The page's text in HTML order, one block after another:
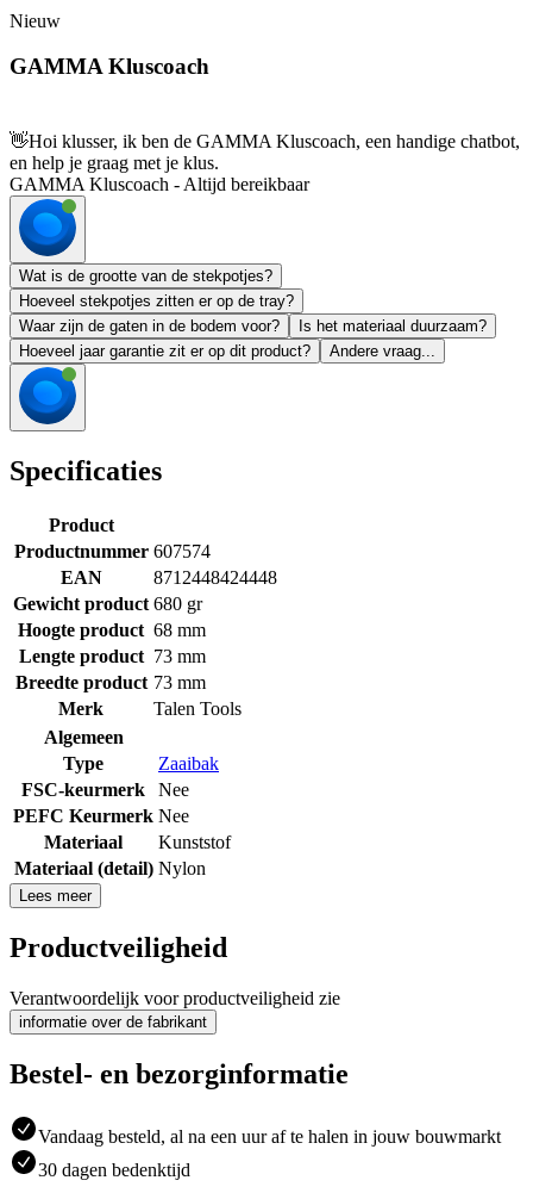
Nieuw
GAMMA Kluscoach
👋Hoi klusser, ik ben de GAMMA Kluscoach, een handige chatbot,
en help je graag met je klus.
GAMMA Kluscoach - Altijd bereikbaar
Wat is de grootte van de stekpotjes?
Hoeveel stekpotjes zitten er op de tray?
Waar zijn de gaten in de bodem voor?
Is het materiaal duurzaam?
Hoeveel jaar garantie zit er op dit product?
Andere vraag...
Specificaties
Product
Productnummer 607574
EAN
8712448424448
Gewicht product 680 gr
Hoogte product 68 mm
Lengte product 73 mm
Breedte product 73 mm
Merk
Talen Tools
Algemeen
Type
Zaaibak
FSC-keurmerk
Nee
PEFC Keurmerk Nee
Materiaal
Kunststof
Materiaal (detail) Nylon
Lees meer
Productveiligheid
Verantwoordelijk voor productveiligheid zie
informatie over de fabrikant
Bestel- en bezorginformatie
Vandaag besteld, al na een uur af te halen in jouw bouwmarkt
30 dagen bedenktijd